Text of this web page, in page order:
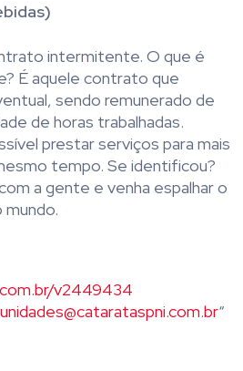
intermitente. O que é
É aquele contrato que
sendo remunerado de
de horas trabalhadas.
prestar serviços para mais
tempo. Se identificou?
a gente e venha espalhar o
v2449434
“